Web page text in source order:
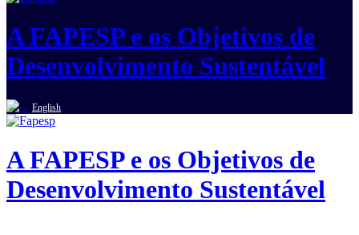
A FAPESP e os Objetivos de
Desenvolvimento Sustentável
English
A FAPESP e os Objetivos de
Desenvolvimento Sustentável